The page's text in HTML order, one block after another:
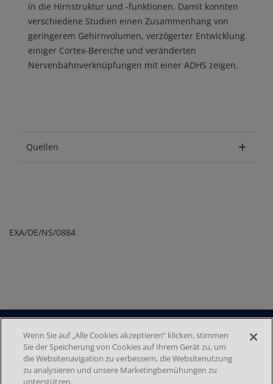
in die Hirnstruktur und -funktionen. Damit konnten
verschiedene Studien einen Zusammenhang von
geringerem Gehirnvolumen, verzögerter Entwicklung
einiger Cortex-Bereiche und veränderten
Nervenbahnverknüpfungen mit einer ADHS zeigen.
Quellen
EXA/DE/NS/0884
Media
Footer menu 2nd
DATENSCHUTZ
IMPRESSUM
NUTZUNGSBEDINGUNGEN
Wenn Sie auf „Alle Cookies akzeptieren“ klicken, stimmen
Sie der Speicherung von Cookies auf Ihrem Gerät zu, um
die Websitenavigation zu verbessern, die Websitenutzung
zu analysieren und unsere Marketingbemühungen zu
unterstützen.